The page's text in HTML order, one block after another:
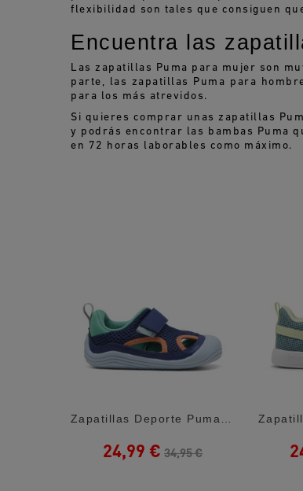
flexibilidad son tales que consiguen
Encuentra las
Las zapatillas Puma para mujer son
parte, las zapatillas Puma para
para los más atrevidos.
Si quieres comprar unas zapatillas
y podrás encontrar las bambas Puma
en 72 horas laborables como máximo.
24,99 € 34,95 €